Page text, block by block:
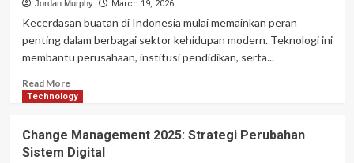
Berkembang
Jordan Murphy March 19, 2026
Kecerdasan buatan di Indonesia mulai memainkan peran
penting dalam berbagai sektor kehidupan modern. Teknologi ini
membantu perusahaan, institusi pendidikan, serta...
Read MoreRead
more
Buatan
di
Technology
Change Management 2025: Strategi Perubahan
Sistem Digital